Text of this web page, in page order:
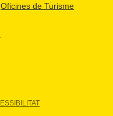
Oficines de Turisme